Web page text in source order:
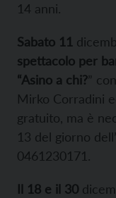
14 anni.
Sabato 11
spettacolo per
“Asino a chi?”
Mirko Corradini
gratuito, ma è
13 del giorno
0461230171.
Il 18 e il 30